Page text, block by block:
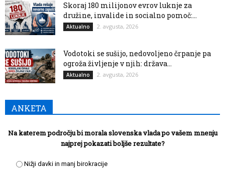
Skoraj 180 milijonov evrov luknje za
družine, invalide in socialno pomoč:...
Aktualno 2. avgusta, 2026
Vodotoki se sušijo, nedovoljeno črpanje pa
ogroža življenje v njih: država...
Aktualno 2. avgusta, 2026
ANKETA
Na katerem področju bi morala slovenska vlada po vašem mnenju
najprej pokazati boljše rezultate?
Nižji davki in manj birokracije